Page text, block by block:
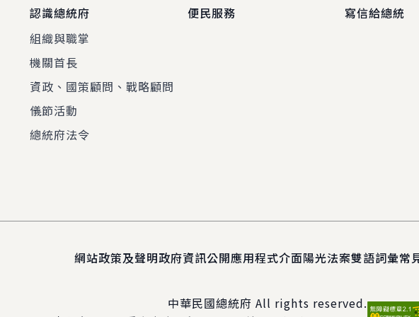
認識總統府
組織與職掌
機關首長
資政、國策顧問、戰略顧問
儀節活動
總統府法令
便民服務 寫信給總統
網站政策及聲明政府資訊公開應用程式介面陽光法案雙語詞彙常
中華民國總統府 All rights reserved.